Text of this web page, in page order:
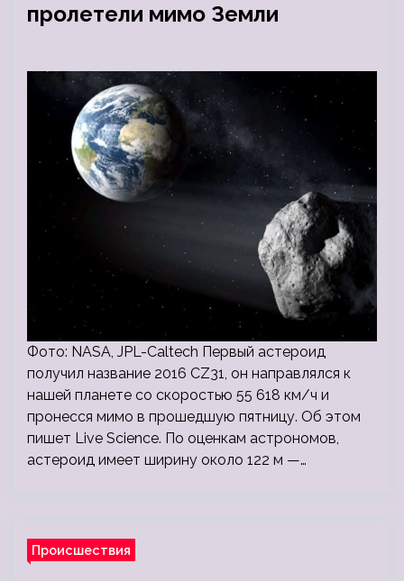
пролетели мимо Земли
Фото: NASA, JPL-Caltech Первый астероид
получил название 2016 CZ31, он направлялся к
нашей планете со скоростью 55 618 км/ч и
пронесся мимо в прошедшую пятницу. Об этом
пишет Live Science. По оценкам астрономов,
астероид имеет ширину около 122 м —…
Происшествия